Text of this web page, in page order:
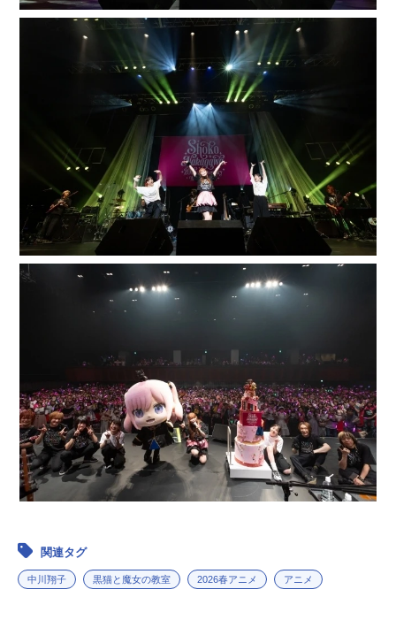
関連タグ
中川翔子 黒猫と魔女の教室 2026春アニメ アニメ